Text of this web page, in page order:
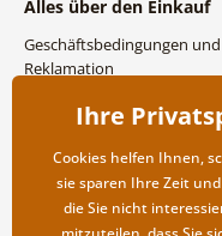
Alles über den Einkauf
Geschäftsbedingungen und
Reklamation
Versand- und
Rücksendung der Ware
Ihre
Cookies helfen Ihnen,
sie sparen Ihre Zeit
die Sie nicht